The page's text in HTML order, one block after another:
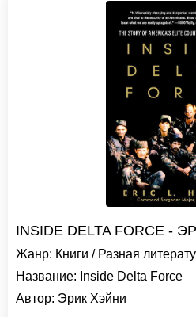
INSIDE DELTA FORCE -
Жанр: Книги / Разная
Название: Inside Delta Force
Автор: Эрик Хэйни